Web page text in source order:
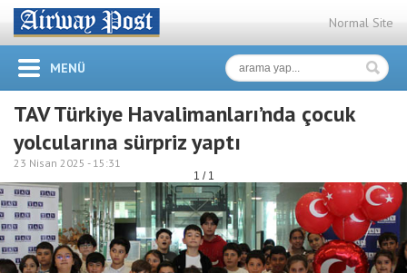
Normal Site
MENÜ
TAV Türkiye Havalimanları’nda çocuk
yolcularına sürpriz yaptı
23 Nisan 2025 - 15:31
1 / 1